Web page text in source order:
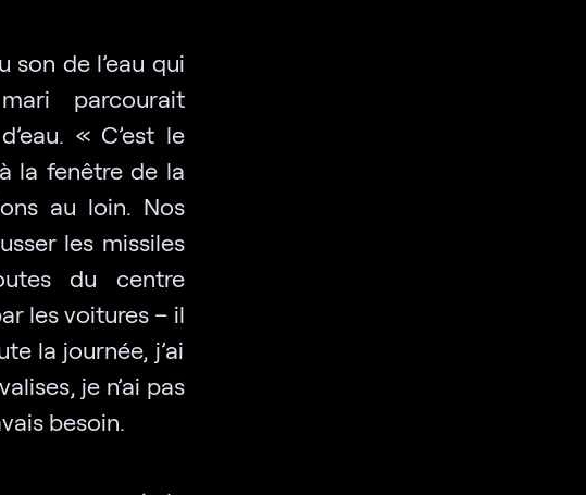
son de l’eau qui
parcourait
« C’est le
la fenêtre de la
au loin. Nos
les missiles
du centre
les voitures – il
la journée, j’ai
je n’ai pas
besoin.